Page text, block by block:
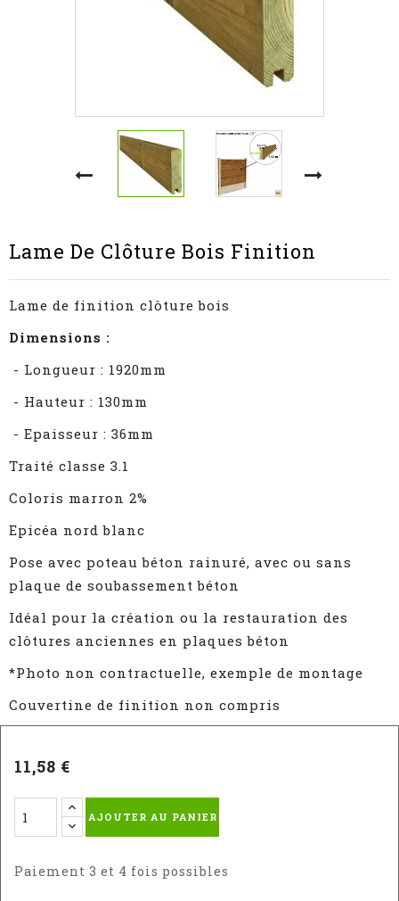
Lame De Clôture Bois Finition
Lame de finition clôture bois
Dimensions :
- Longueur : 1920mm
- Hauteur : 130mm
- Epaisseur : 36mm
Traité classe 3.1
Coloris marron 2%
Epicéa nord blanc
Pose avec poteau béton rainuré, avec ou sans
plaque de soubassement béton
Idéal pour la création ou la restauration des
clôtures anciennes en plaques béton
*Photo non contractuelle, exemple de montage
Couvertine de finition non compris
11,58 €
AJOUTER AU PANIER
Paiement 3 et 4 fois possibles